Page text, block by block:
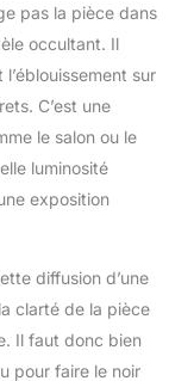
/ 50001
à la
EN
la
chaînette
longue
l'achetée
pas la pièce dans
occultant. Il
sur
C’est une
le salon ou le
luminosité
exposition
diffusion d’une
clarté de la pièce
Il faut donc bien
pour faire le noir